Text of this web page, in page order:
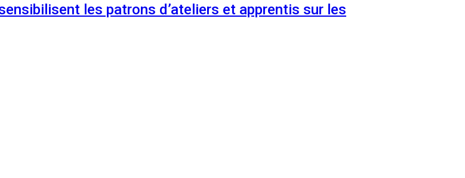
les patrons d’ateliers et apprentis sur les